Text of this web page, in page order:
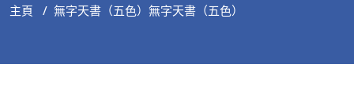
主頁 / 無字天書（五色） 無字天書（五色）